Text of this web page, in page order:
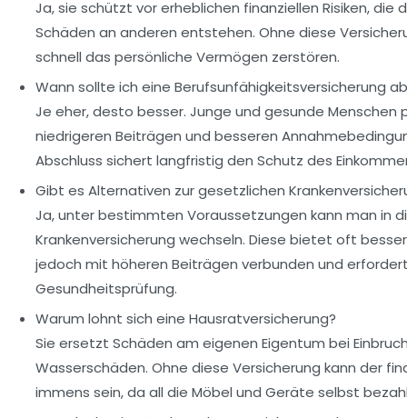
Ja, sie schützt vor erheblichen finanziellen Risiken, die
Schäden an anderen entstehen. Ohne diese
schnell das persönliche Vermögen zerstören.
Wann sollte ich eine Berufsunfähigkeitsversicherung
Je eher, desto besser. Junge und gesunde Menschen
niedrigeren Beiträgen und besseren
Abschluss sichert langfristig den Schutz des
Gibt es Alternativen zur gesetzlichen
Ja, unter bestimmten Voraussetzungen kann man in
Krankenversicherung wechseln. Diese bietet oft
jedoch mit höheren Beiträgen verbunden und
Gesundheitsprüfung.
Warum lohnt sich eine Hausratversicherung?
Sie ersetzt Schäden am eigenen Eigentum bei
Wasserschäden. Ohne diese Versicherung kann der
immens sein, da all die Möbel und Geräte selbst